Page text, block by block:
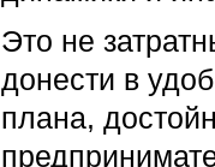
Это не
донести в
плана,